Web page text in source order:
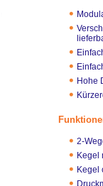
Hohe
2-
Kegel
Kegel